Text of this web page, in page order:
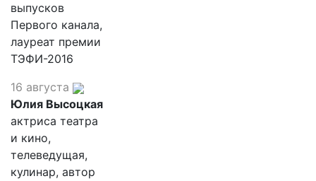
выпусков
Первого канала,
лауреат премии
ТЭФИ-2016
16 августа
Юлия Высоцкая
актриса театра
и кино,
телеведущая,
кулинар, автор